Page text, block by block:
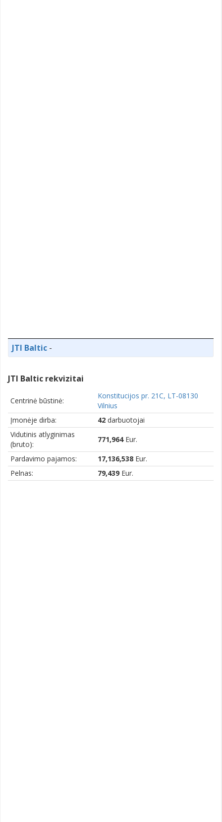
JTI Baltic -
JTI Baltic rekvizitai
Centrinė būstinė:
Konstitucijos pr. 21C, LT-08130
Vilnius
Įmonėje dirba:
42 darbuotojai
Vidutinis atlyginimas
(bruto):
771,964Eur.
Pardavimo pajamos: 17,136,538 Eur.
Pelnas:
79,439 Eur.